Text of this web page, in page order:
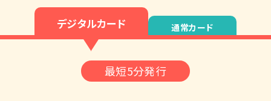
デジタルカード 通常カード
最短5分発行